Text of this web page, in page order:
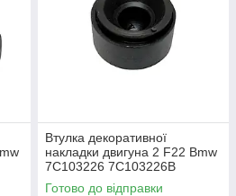
Втулка декоративної
накладки двигуна 2 F22 Bmw
7C103226 7C103226B
03L103184
Готово до відправки